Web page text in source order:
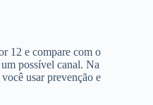
12 e compare com o
possível canal. Na
usar prevenção e